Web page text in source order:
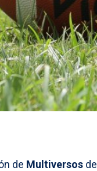
de Multiversos de